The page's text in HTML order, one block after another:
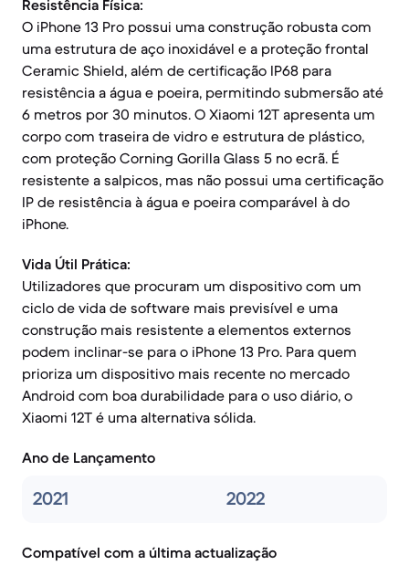
Resistência Física:
O iPhone 13 Pro possui uma construção robusta com
uma estrutura de aço inoxidável e a proteção frontal
Ceramic Shield, além de certificação IP68 para
resistência a água e poeira, permitindo submersão até
6 metros por 30 minutos. O Xiaomi 12T apresenta um
corpo com traseira de vidro e estrutura de plástico,
com proteção Corning Gorilla Glass 5 no ecrã. É
resistente a salpicos, mas não possui uma certificação
IP de resistência à água e poeira comparável à do
iPhone.
Vida Útil Prática:
Utilizadores que procuram um dispositivo com um
ciclo de vida de software mais previsível e uma
construção mais resistente a elementos externos
podem inclinar-se para o iPhone 13 Pro. Para quem
prioriza um dispositivo mais recente no mercado
Android com boa durabilidade para o uso diário, o
Xiaomi 12T é uma alternativa sólida.
Ano de Lançamento
2021 2022
Compatível com a última actualização